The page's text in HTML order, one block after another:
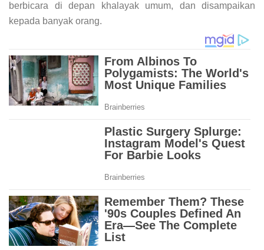
berbicara di depan khalayak umum, dan disampaikan
kepada banyak orang.